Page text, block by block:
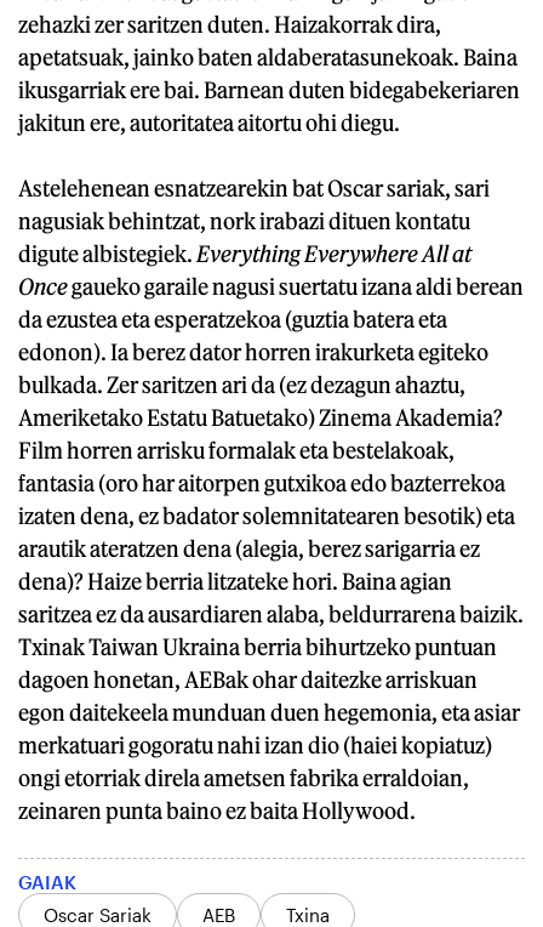
zehazki zer saritzen duten. Haizakorrak dira,
apetatsuak, jainko baten aldaberatasunekoak. Baina
ikusgarriak ere bai. Barnean duten bidegabekeriaren
jakitun ere, autoritatea aitortu ohi diegu.
Astelehenean esnatzearekin bat Oscar sariak, sari
nagusiak behintzat, nork irabazi dituen kontatu
digute albistegiek. Everything Everywhere All at
Oncegaueko garaile nagusi suertatu izana aldi berean
da ezustea eta esperatzekoa (guztia batera eta
edonon). Ia berez dator horren irakurketa egiteko
bulkada. Zer saritzen ari da (ez dezagun ahaztu,
Ameriketako Estatu Batuetako) Zinema Akademia?
Film horren arrisku formalak eta bestelakoak,
fantasia (oro har aitorpen gutxikoa edo bazterrekoa
izaten dena, ez badator solemnitatearen besotik) eta
arautik ateratzen dena (alegia, berez sarigarria ez
dena)? Haize berria litzateke hori. Baina agian
saritzea ez da ausardiaren alaba, beldurrarena baizik.
Txinak Taiwan Ukraina berria bihurtzeko puntuan
dagoen honetan, AEBak ohar daitezke arriskuan
egon daitekeela munduan duen hegemonia, eta asiar
merkatuari gogoratu nahi izan dio (haiei kopiatuz)
ongi etorriak direla ametsen fabrika erraldoian,
zeinaren punta baino ez baita Hollywood.
GAIAK
Oscar Sariak
AEB
Txina